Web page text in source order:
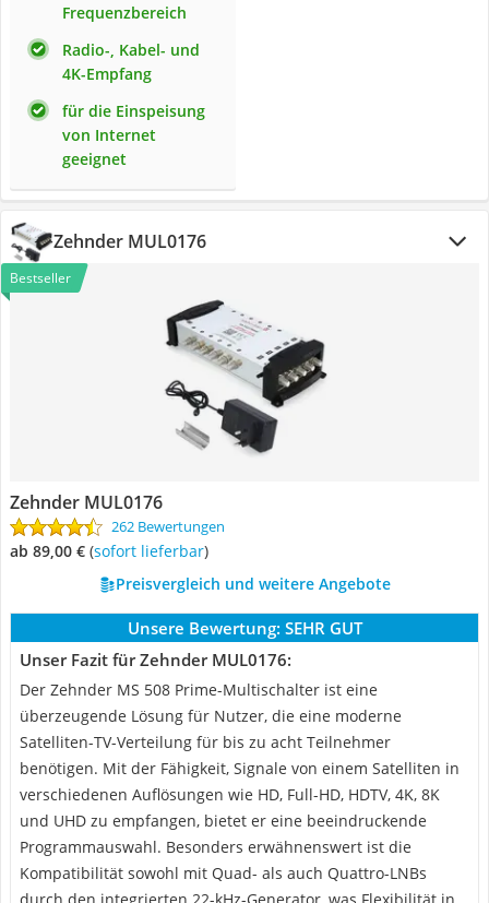
Frequenzbereich
Radio-, Kabel- und
4K-Empfang
für die Einspeisung
von Internet
geeignet
Zehnder MUL0176
Bestseller
Zehnder MUL0176
262 Bewertungen
ab 89,00 € ( Sofort lieferbar)
Preisvergleich und weitere Angebote
Unsere Bewertung: SEHR GUT
Unser Fazit für Zehnder MUL0176:
Der Zehnder MS 508 Prime-Multischalter ist eine
überzeugende Lösung für Nutzer, die eine moderne
Satelliten-TV-Verteilung für bis zu acht Teilnehmer
benötigen. Mit der Fähigkeit, Signale von einem Satelliten in
verschiedenen Auflösungen wie HD, Full-HD, HDTV, 4K, 8K
und UHD zu empfangen, bietet er eine beeindruckende
Programmauswahl. Besonders erwähnenswert ist die
Kompatibilität sowohl mit Quad- als auch Quattro-LNBs